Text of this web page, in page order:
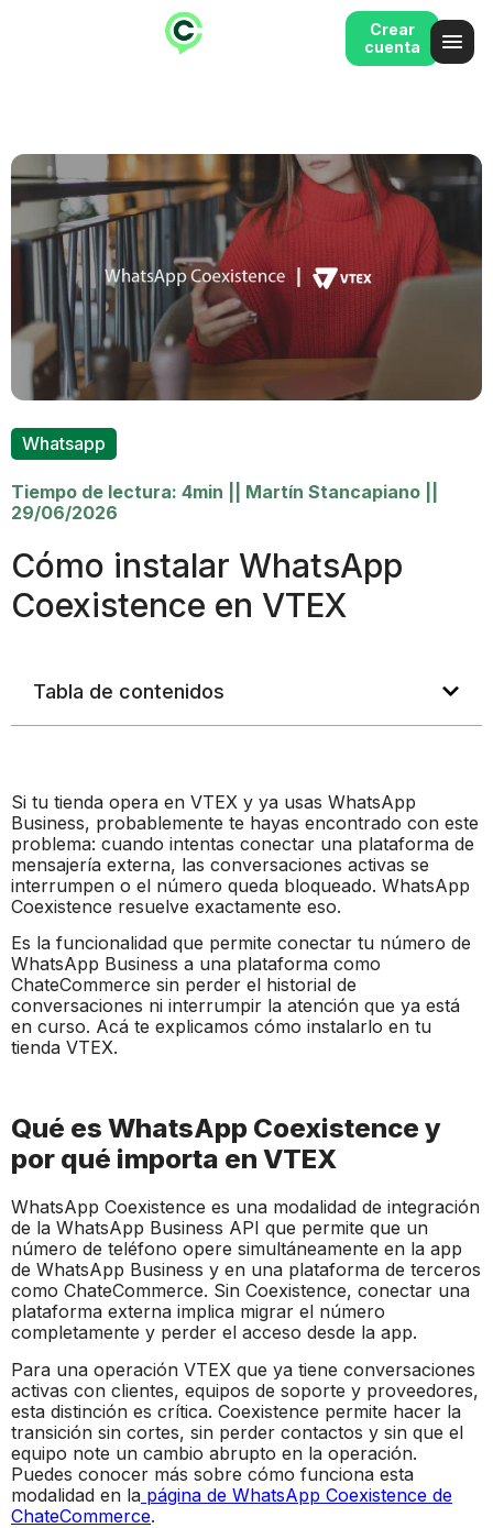
Crear
cuenta
Whatsapp
Tiempo de lectura: 4min Martín Stancapiano
29/06/2026
Cómo instalar WhatsApp
Coexistence en VTEX
Tabla de contenidos
Si tu tienda opera en VTEX y ya usas WhatsApp
Business, probablemente te hayas encontrado con este
problema: cuando intentas conectar una plataforma de
mensajería externa, las conversaciones activas se
interrumpen o el número queda bloqueado. WhatsApp
Coexistence resuelve exactamente eso.
Es la funcionalidad que permite conectar tu número de
WhatsApp Business a una plataforma como
ChateCommerce sin perder el historial de
conversaciones ni interrumpir la atención que ya está
en curso. Acá te explicamos cómo instalarlo en tu
tienda VTEX.
Qué es WhatsApp Coexistence y
por qué importa en VTEX
WhatsApp Coexistence es una modalidad de integración
de la WhatsApp Business API que permite que un
número de teléfono opere simultáneamente en la app
de WhatsApp Business y en una plataforma de terceros
como ChateCommerce. Sin Coexistence, conectar una
plataforma externa implica migrar el número
completamente y perder el acceso desde la app.
Para una operación VTEX que ya tiene conversaciones
activas con clientes, equipos de soporte y proveedores,
esta distinción es crítica. Coexistence permite hacer la
transición sin cortes, sin perder contactos y sin que el
equipo note un cambio abrupto en la operación.
Puedes conocer más sobre cómo funciona esta
modalidad en la página de WhatsApp Coexistence de
ChateCommerce.